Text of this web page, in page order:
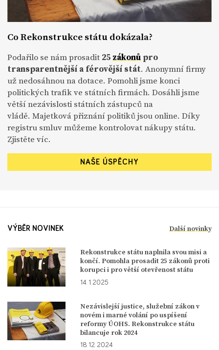
Co Rekonstrukce státu dokázala?
Podařilo se nám prosadit 25 zákonů pro
transparentnější a férovější stát. Anonymní firmy
už nedosáhnou na dotace. Pomohli jsme konci
politických trafik ve státních firmách. Dosáhli jsme
větší nezávislosti státních zástupců na
vládě. Majetková přiznání politiků jsou online. Díky
registru smluv můžeme kontrolovat nákupy státu.
Zjistěte víc.
NAŠE ÚSPĚCHY
VÝBĚR NOVINEK Další novinky
Rekonstrukce státu naplnila svou misi a
končí. Pomohla prosadit 25 zákonů proti
korupci i pro větší otevřenost státu
14. 1. 2025
Nezávislejší justice, služební zákon v
novém i marné volání po uspíšení
reformy ÚOHS. Rekonstrukce státu
bilancuje rok 2024
18. 12. 2024